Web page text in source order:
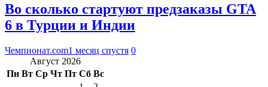
Во сколько стартуют предзаказы GTA
6 в Турции и Индии
Чемпионат.com1 месяц спустя 0
Август 2026
Пн Вт Ср Чт Пт Сб Вс